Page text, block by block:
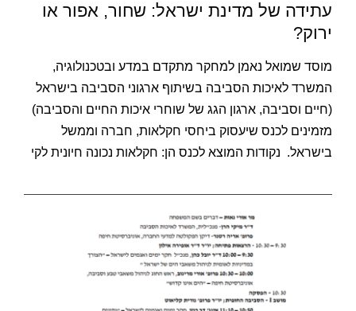
עתידה של מדינת ישראל: שחור, אפור או
ירוק?
מוסד שמואל נאמן למחקר מתקדם במדע ובטכנולוגיה,
המשרד לאיכות הסביבה בשיתוף ארגוני הסביבה בישראל
(חיים וסביבה, ארגון הגג של שוחרי איכות החיים והסביבה)
מזמינים לכנס שיעסוק ביחסי חקלאות, חברה וממשל
בישראל. נקודות המוצא לכנס הן: חקלאות נכונה חיונית לקי